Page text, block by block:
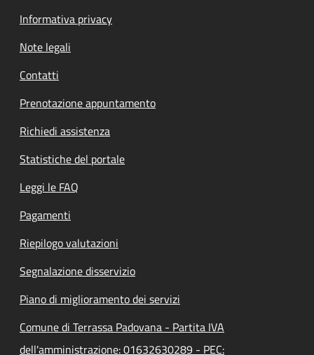
Informativa privacy
Note legali
Contatti
Prenotazione appuntamento
Richiedi assistenza
Statistiche del portale
Leggi le FAQ
Pagamenti
Riepilogo valutazioni
Segnalazione disservizio
Piano di miglioramento dei servizi
Comune di Terrassa Padovana - Partita IVA
dell'amministrazione: 01632630289 - PEC: